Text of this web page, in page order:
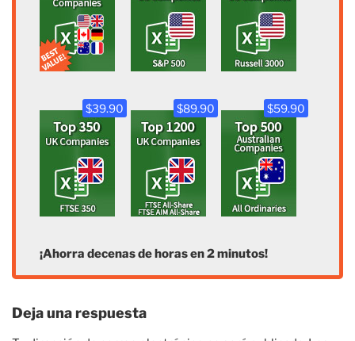
$39.90 $89.90 $59.90
¡Ahorra decenas de horas en 2 minutos!
Deja una respuesta